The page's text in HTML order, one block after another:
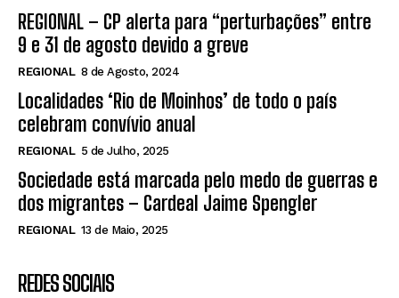
REGIONAL – CP alerta para “perturbações” entre
9 e 31 de agosto devido a greve
REGIONAL 8 de Agosto, 2024
Localidades ‘Rio de Moinhos’ de todo o país
celebram convívio anual
REGIONAL 5 de Julho, 2025
Sociedade está marcada pelo medo de guerras e
dos migrantes – Cardeal Jaime Spengler
REGIONAL 13 de Maio, 2025
REDES SOCIAIS